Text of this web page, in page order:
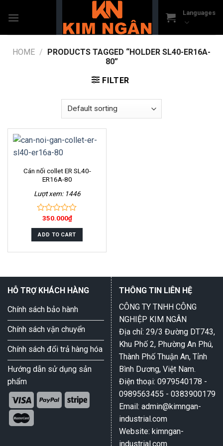
Languages
HOME / PRODUCTS TAGGED “HOLDER SL40-ER16A-
80”
FILTER
Cán nối collet ER SL40-
ER16A-80
Lượt xem: 1446
out
of
5
350.000₫
ADD TO CART
HỖ TRỢ KHÁCH HÀNG
Chính sách bảo hành
Chính sách vận chuyển
Chính sách đổi trả hàng hóa
Hướng dẫn sử dụng sản
phẩm
THÔNG TIN LIÊN HỆ
CÔNG TY TNHH CÔNG
NGHIỆP KIM NGÂN
Địa chỉ: 29/3 Đường DT743,
Khu Phố 2, Phường An Phú,
Thành Phố Thuận An, Tỉnh
Bình Dương, Việt Nam.
Điện thoại: 0979540178 -
0989563455 - 0383900179
Email: admin@kimngan-
industrial.com
Website: kimngan-
industrial.com